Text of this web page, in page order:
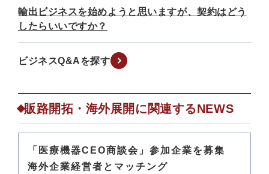
輸出ビジネスを始めようと思いますが、契約はどう
したらいいですか？
ビジネスQ&Aを探す
販路開拓・海外展開に関連するNEWS
「医療機器CEO商談会」参加企業を募集
海外企業経営者とマッチング